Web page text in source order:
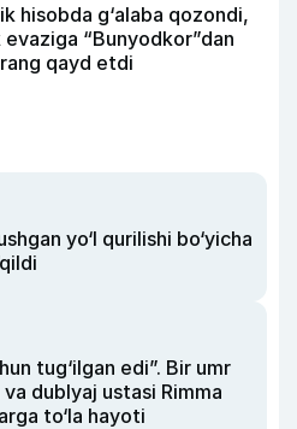
hisobda g‘alaba qozondi,
“Bunyodkor”dan
qayd etdi
yo‘l qurilishi bo‘yicha
tug‘ilgan edi”. Bir umr
dublyaj ustasi Rimma
to‘la hayoti